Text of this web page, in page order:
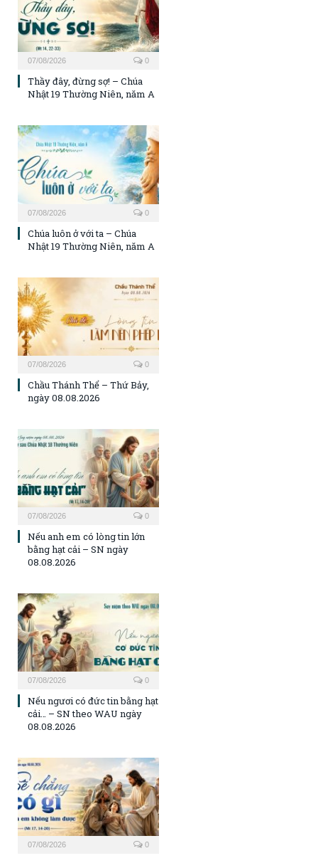
07/08/2026 0
Thầy đây, đừng sợ! – Chúa
Nhật 19 Thường Niên, năm A
07/08/2026 0
Chúa luôn ở với ta – Chúa
Nhật 19 Thường Niên, năm A
07/08/2026 0
Chầu Thánh Thể – Thứ Bảy,
ngày 08.08.2026
07/08/2026 0
Nếu anh em có lòng tin lớn
bằng hạt cải – SN ngày
08.08.2026
07/08/2026 0
Nếu ngươi có đức tin bằng hạt
cải… – SN theo WAU ngày
08.08.2026
07/08/2026 0